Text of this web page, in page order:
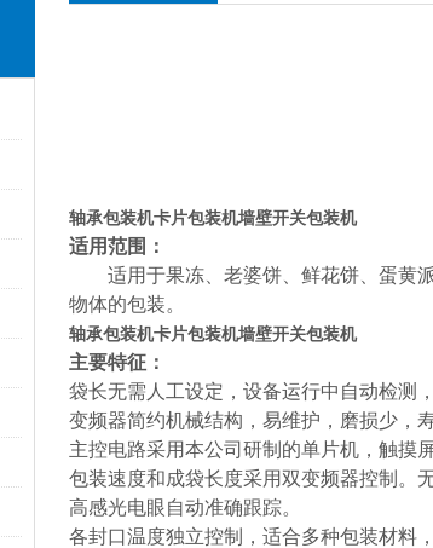
轴承包装机卡片包装机墙壁开关包装机
适用范围：
适用于果冻、老婆饼、鲜花饼、蛋黄
物体的包装。
轴承包装机卡片包装机墙壁开关包装机
主要特征：
袋长无需人工设定，设备运行中自动检测
变频器简约机械结构，易维护，磨损少，寿
主控电路采用本公司研制的单片机，触摸
包装速度和成袋长度采用双变频器控制。
高感光电眼自动准确跟踪。
各封口温度独立控制，适合多种包装材料